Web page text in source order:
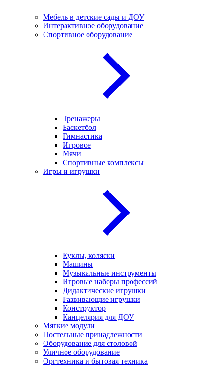
Мебель в детские сады и ДОУ
Интерактивное оборудование
Спортивное оборудование
Тренажеры
Баскетбол
Гимнастика
Игровое
Мячи
Спортивные комплексы
Игры и игрушки
Куклы, коляски
Машины
Музыкальные инструменты
Игровые наборы профессий
Дидактические игрушки
Развивающие игрушки
Конструктор
Канцелярия для ДОУ
Мягкие модули
Постельные принадлежности
Оборудование для столовой
Уличное оборудование
Оргтехника и бытовая техника